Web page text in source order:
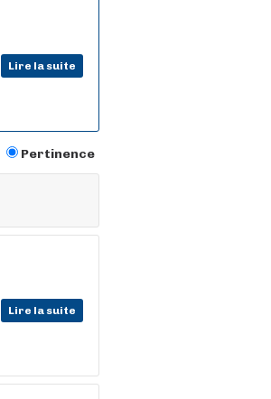
Lire la suite
Pertinence
Lire la suite